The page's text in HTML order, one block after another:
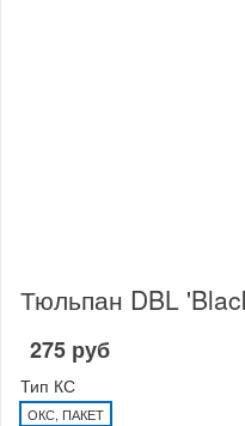
Тюльпан DBL
275 руб
Тип КС
ОКС, ПАКЕТ